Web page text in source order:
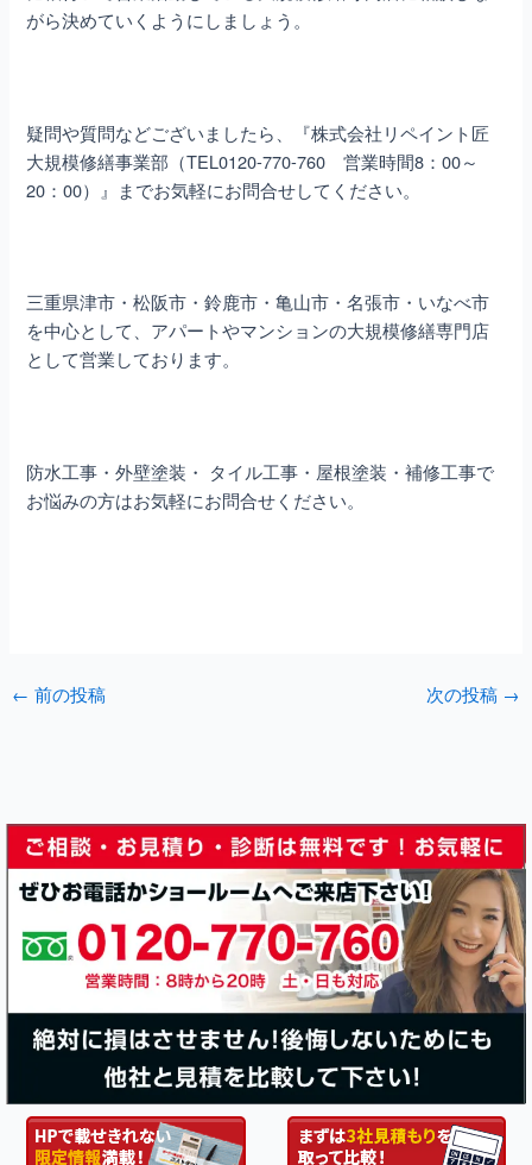
がら決めていくようにしましょう。
疑問や質問などございましたら、『株式会社リペイント匠
大規模修繕事業部（TEL0120-770-760 営業時間8：00～
20：00）』までお気軽にお問合せしてください。
三重県津市・松阪市・鈴鹿市・亀山市・名張市・いなべ市
を中心として、アパートやマンションの大規模修繕専門店
として営業しております。
防水工事・外壁塗装・ タイル工事・屋根塗装・補修工事で
お悩みの方はお気軽にお問合せください。
← 前の投稿 次の投稿 →